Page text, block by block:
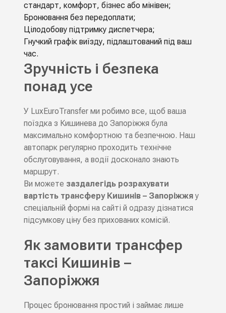
стандарт, комфорт, бізнес або мінівен;
Бронювання без передоплати;
Цілодобову підтримку диспетчера;
Гнучкий графік виїзду, підлаштований під ваш
час.
Зручність і безпека
понад усе
У LuxEuroTransfer ми робимо все, щоб ваша
поїздка з Кишинева до Запоріжжя була
максимально комфортною та безпечною. Наш
автопарк регулярно проходить технічне
обслуговування, а водії досконало знають
маршрут.
Ви можете заздалегідь розрахувати
вартість трансферу Кишинів – Запоріжжяу
спеціальній формі на сайті й одразу дізнатися
підсумкову ціну без прихованих комісій.
Як замовити трансфер
таксі Кишинів –
Запоріжжя
Процес бронювання простий і займає лише